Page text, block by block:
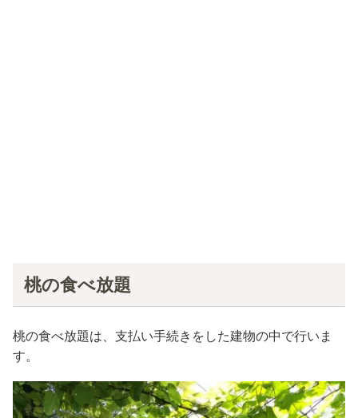
桃の食べ放題
桃の食べ放題は、支払い手続きをした建物の中で行いま
す。